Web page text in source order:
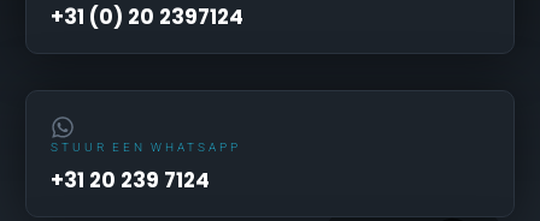
+31 (0) 20 2397124
STUUR EEN WHATSAPP
+31 20 239 7124